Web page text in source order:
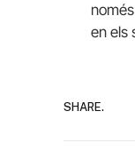
en els
SHARE.